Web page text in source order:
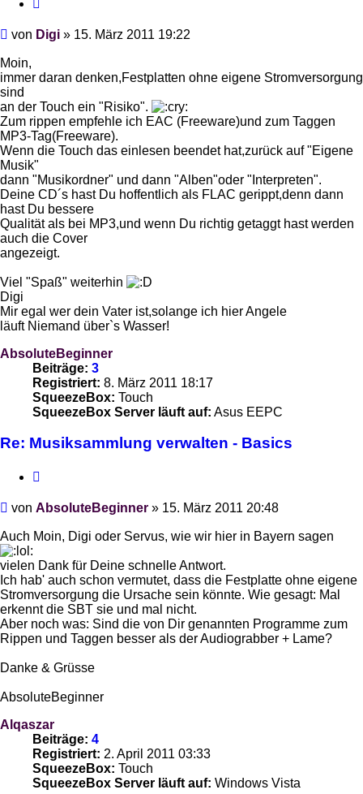
Beitrag
von Digi » 15. März 2011 19:22
Moin,
immer daran denken,Festplatten ohne eigene Stromversorgung
sind
an der Touch ein "Risiko".
Zum rippen empfehle ich EAC (Freeware)und zum Taggen
MP3-Tag(Freeware).
Wenn die Touch das einlesen beendet hat,zurück auf "Eigene
Musik"
dann "Musikordner" und dann "Alben"oder "Interpreten".
Deine CD´s hast Du hoffentlich als FLAC gerippt,denn dann
hast Du bessere
Qualität als bei MP3,und wenn Du richtig getaggt hast werden
auch die Cover
angezeigt.
Viel "Spaß" weiterhin
Digi
Mir egal wer dein Vater ist,solange ich hier Angele
läuft Niemand über`s Wasser!
AbsoluteBeginner
Beiträge: 3
Registriert: 8. März 2011 18:17
SqueezeBox: Touch
SqueezeBox Server läuft auf: Asus EEPC
Re: Musiksammlung verwalten - Basics
Beitrag
von AbsoluteBeginner » 15. März 2011 20:48
Auch Moin, Digi oder Servus, wie wir hier in Bayern sagen
vielen Dank für Deine schnelle Antwort.
Ich hab' auch schon vermutet, dass die Festplatte ohne eigene
Stromversorgung die Ursache sein könnte. Wie gesagt: Mal
erkennt die SBT sie und mal nicht.
Aber noch was: Sind die von Dir genannten Programme zum
Rippen und Taggen besser als der Audiograbber + Lame?
Danke & Grüsse
AbsoluteBeginner
Alqaszar
Beiträge: 4
Registriert: 2. April 2011 03:33
SqueezeBox: Touch
SqueezeBox Server läuft auf: Windows Vista